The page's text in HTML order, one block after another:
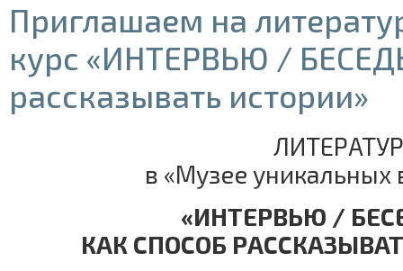
Приглашаем на
курс «ИНТЕРВЬЮ /
рассказывать истории»
в «Музее уникальных
«ИНТЕРВЬЮ /
КАК СПОСОБ